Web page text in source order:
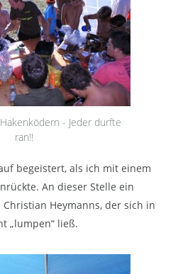
- Jeder durfte
ran!!
begeistert, als ich mit einem
An dieser Stelle ein
Heymanns, der sich in
„lumpen“ ließ.